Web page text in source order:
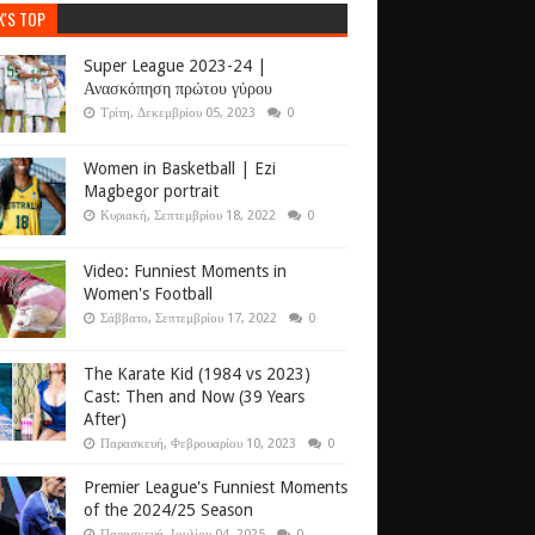
TOP
Super League 2023-24 |
Ανασκόπηση πρώτου γύρου
Τρίτη, Δεκεμβρίου 05, 2023 0
Women in Basketball | Ezi
Magbegor portrait
Κυριακή, Σεπτεμβρίου 18, 2022 0
Video: Funniest Moments in
Women's Football
Σάββατο, Σεπτεμβρίου 17, 2022 0
The Karate Kid (1984 vs 2023)
Cast: Then and Now (39 Years
After)
Παρασκευή, Φεβρουαρίου 10, 2023 0
Premier League's Funniest Moments
of the 2024/25 Season